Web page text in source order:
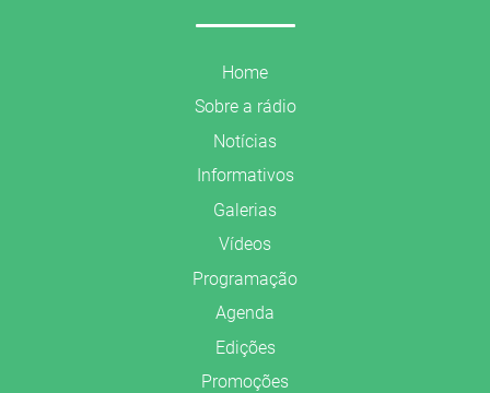
Home
Sobre a rádio
Notícias
Informativos
Galerias
Vídeos
Programação
Agenda
Edições
Promoções